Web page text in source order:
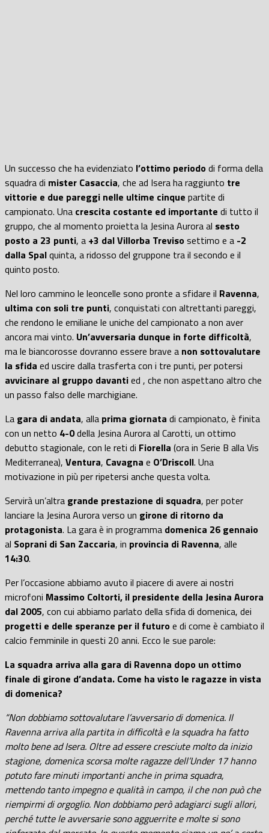
Un successo che ha evidenziato l’ottimo periododi forma della
squadra di mister Casaccia, che ad Isera ha raggiunto tre
vittorie e due pareggi nelle ultime cinque partite di
campionato. Una crescita costante ed importante di tutto il
gruppo, che al momento proietta la Jesina Aurora al sesto
posto a 23 punti, a +3 dal Villorba Trevisosettimo e a -2
dalla Spalquinta, a ridosso del gruppone tra il secondo e il
quinto posto.
Nel loro cammino le leoncelle sono pronte a sfidare il Ravenna,
ultima con soli tre punti, conquistati con altrettanti pareggi,
che rendono le emiliane le uniche del campionato a non aver
ancora mai vinto. Un’avversaria dunque in forte difficoltà,
ma le biancorosse dovranno essere brave a non sottovalutare
la sfida ed uscire dalla trasferta con i tre punti, per potersi
avvicinare al gruppo davantied , che non aspettano altro che
un passo falso delle marchigiane.
La gara di andata, alla prima giornata di campionato, è finita
con un netto 4-0della Jesina Aurora al Carotti, un ottimo
debutto stagionale, con le reti di Fiorella (ora in Serie B alla Vis
Mediterranea), Ventura, Cavagna e O’Driscoll. Una
motivazione in più per ripetersi anche questa volta.
Servirà un’altra grande prestazione di squadra, per poter
lanciare la Jesina Aurora verso un girone di ritorno da
protagonista. La gara è in programma domenica 26 gennaio
al Soprani di San Zaccaria, in provincia di Ravenna, alle
14:30.
Per l’occasione abbiamo avuto il piacere di avere ai nostri
microfoni Massimo Coltorti, il presidente della Jesina Aurora
dal 2005, con cui abbiamo parlato della sfida di domenica, dei
progetti e delle speranze per il futuroe di come è cambiato il
calcio femminile in questi 20 anni. Ecco le sue parole:
La squadra arriva alla gara di Ravenna dopo un ottimo
finale di girone d’andata. Come ha visto le ragazze in vista
di domenica?
“Non dobbiamo sottovalutare l’avversario di domenica. Il
Ravenna arriva alla partita in difficoltà e la squadra ha fatto
molto bene ad Isera. Oltre ad essere cresciute molto da inizio
stagione, domenica scorsa molte ragazze dell’Under 17 hanno
potuto fare minuti importanti anche in prima squadra,
mettendo tanto impegno e qualità in campo, il che non può che
riempirmi di orgoglio. Non dobbiamo però adagiarci sugli allori,
perché tutte le avversarie sono agguerrite e molte si sono